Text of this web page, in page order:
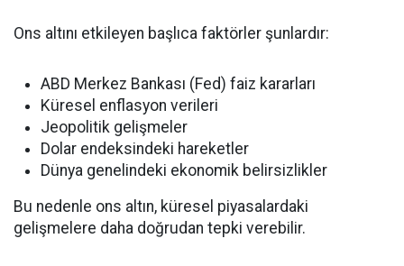
Ons altını etkileyen başlıca faktörler şunlardır:
ABD Merkez Bankası (Fed) faiz kararları
Küresel enflasyon verileri
Jeopolitik gelişmeler
Dolar endeksindeki hareketler
Dünya genelindeki ekonomik belirsizlikler
Bu nedenle ons altın, küresel piyasalardaki
gelişmelere daha doğrudan tepki verebilir.